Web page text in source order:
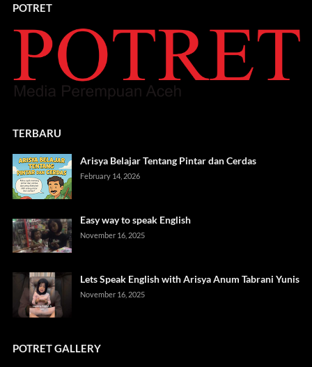
POTRET
TERBARU
Arisya Belajar Tentang Pintar dan Cerdas
February 14, 2026
Easy way to speak English
November 16, 2025
Lets Speak English with Arisya Anum Tabrani Yunis
November 16, 2025
POTRET GALLERY